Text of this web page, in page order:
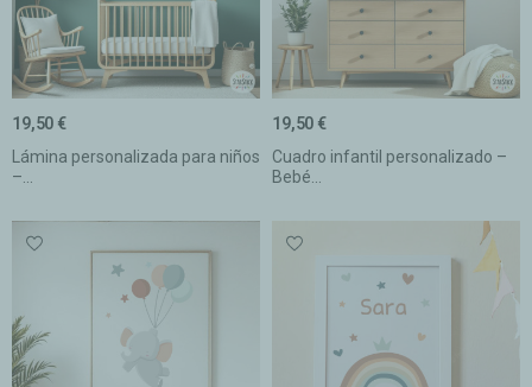
Lámina personalizada para niños
–...
19,50 €
Cuadro infantil personalizado –
Bebé...
19,50 €